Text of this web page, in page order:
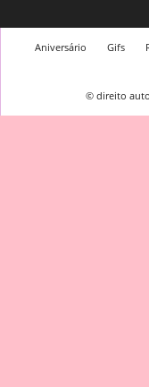
Aniversário Gifs
© direito